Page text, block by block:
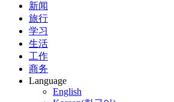
新闻
旅行
学习
生活
工作
商务
Language
English